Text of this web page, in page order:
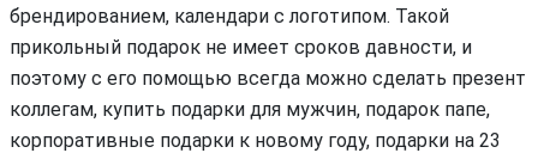
брендированием, календари с логотипом. Такой
прикольный подарок не имеет сроков давности, и
поэтому с его помощью всегда можно сделать презент
коллегам, купить подарки для мужчин, подарок папе,
корпоративные подарки к новому году, подарки на 23